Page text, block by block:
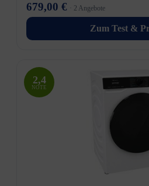
679,00 € · 2 Angebote
Zum Test &
2,4
NOTE